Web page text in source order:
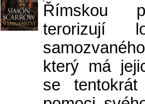
Římskou
terorizují
který má
se